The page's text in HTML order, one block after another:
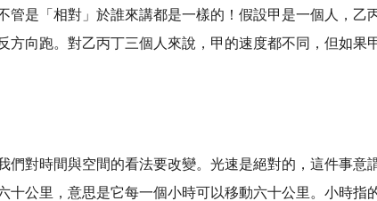
管是「相對」於誰來講都是一樣的！假設甲是一個人，
方向跑。對乙丙丁三個人來說，甲的速度都不同，但如果
們對時間與空間的看法要改變。光速是絕對的，這件事
十公里，意思是它每一個小時可以移動六十公里。小時